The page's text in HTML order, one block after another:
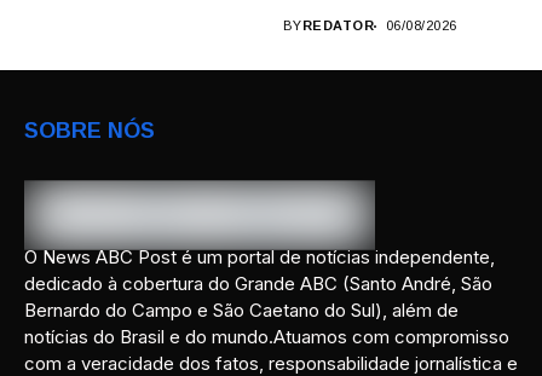
BYREDATOR 06/08/2026
SOBRE NÓS
O News ABC Post é um portal de notícias independente,
dedicado à cobertura do Grande ABC (Santo André, São
Bernardo do Campo e São Caetano do Sul), além de
notícias do Brasil e do mundo.Atuamos com compromisso
com a veracidade dos fatos, responsabilidade jornalística e